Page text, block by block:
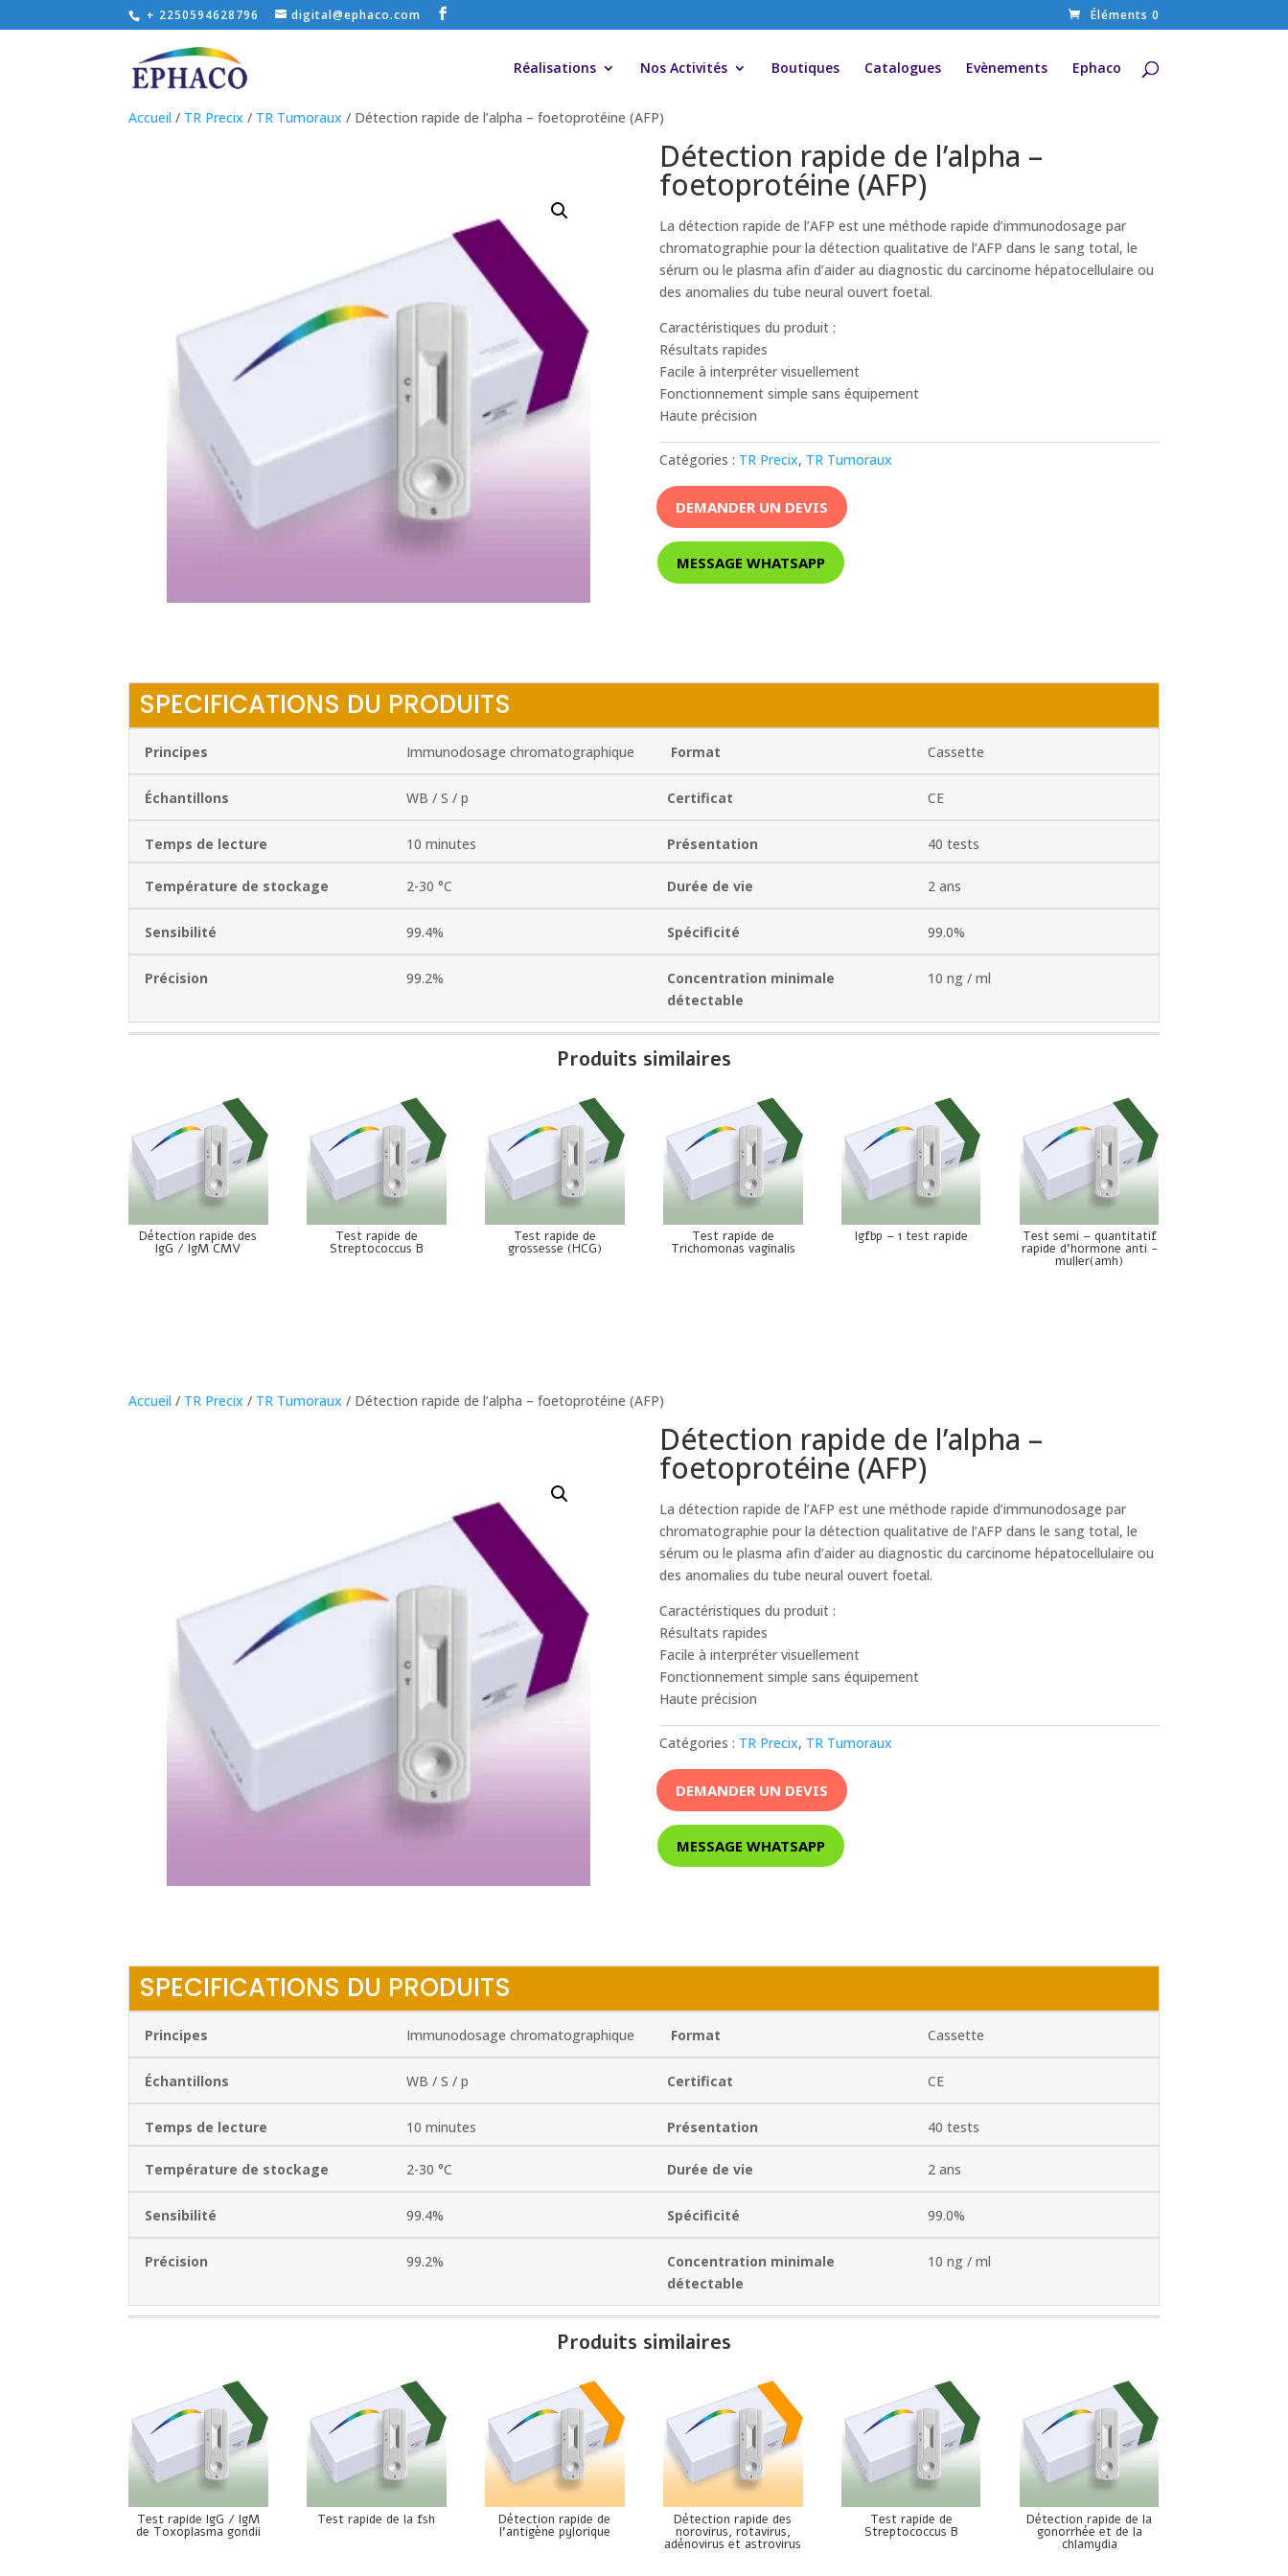
+ 2250594628796 digital@ephaco.com Éléments 0
Réalisations Nos Activités Boutiques Catalogues Evènements Ephaco
Accueil / TR Precix / TR Tumoraux / Détection rapide de l’alpha – foetoprotéine (AFP)
Détection rapide de l’alpha –
foetoprotéine (AFP)
La détection rapide de l’AFP est une méthode rapide d’immunodosage par
chromatographie pour la détection qualitative de l’AFP dans le sang total, le
sérum ou le plasma afin d’aider au diagnostic du carcinome hépatocellulaire ou
des anomalies du tube neural ouvert foetal.
Caractéristiques du produit :
Résultats rapides
Facile à interpréter visuellement
Fonctionnement simple sans équipement
Haute précision
Catégories : TR Precix, TR Tumoraux
DEMANDER UN DEVIS
MESSAGE WHATSAPP
SPECIFICATIONS DU PRODUITS
Principes Immunodosage chromatographique Format Cassette
Échantillons WB / S / p Certificat CE
Temps de lecture 10 minutes Présentation 40 tests
Température de stockage 2-30 °C Durée de vie 2 ans
Sensibilité 99.4% Spécificité 99.0%
Précision 99.2%
Concentration minimale
détectable
10 ng / ml
Produits similaires
Détection rapide des
IgG / IgM CMV
Test rapide de
Streptococcus B
Test rapide de
grossesse (HCG)
Test rapide de
Trichomonas vaginalis
Igfbp – 1 test rapide Test semi – quantitatif
rapide d’hormone anti -
muller(amh)
Accueil / TR Precix / TR Tumoraux / Détection rapide de l’alpha – foetoprotéine (AFP)
Détection rapide de l’alpha –
foetoprotéine (AFP)
La détection rapide de l’AFP est une méthode rapide d’immunodosage par
chromatographie pour la détection qualitative de l’AFP dans le sang total, le
sérum ou le plasma afin d’aider au diagnostic du carcinome hépatocellulaire ou
des anomalies du tube neural ouvert foetal.
Caractéristiques du produit :
Résultats rapides
Facile à interpréter visuellement
Fonctionnement simple sans équipement
Haute précision
Catégories : TR Precix, TR Tumoraux
DEMANDER UN DEVIS
MESSAGE WHATSAPP
SPECIFICATIONS DU PRODUITS
Principes Immunodosage chromatographique Format Cassette
Échantillons WB / S / p Certificat CE
Temps de lecture 10 minutes Présentation 40 tests
Température de stockage 2-30 °C Durée de vie 2 ans
Sensibilité 99.4% Spécificité 99.0%
Précision 99.2%
Concentration minimale
détectable
10 ng / ml
Produits similaires
Test rapide IgG / IgM
de Toxoplasma gondii
Test rapide de la fsh Détection rapide de
l’antigène pylorique
Détection rapide des
norovirus, rotavirus,
adénovirus et astrovirus
Test rapide de
Streptococcus B
Détection rapide de la
gonorrhée et de la
chlamydia